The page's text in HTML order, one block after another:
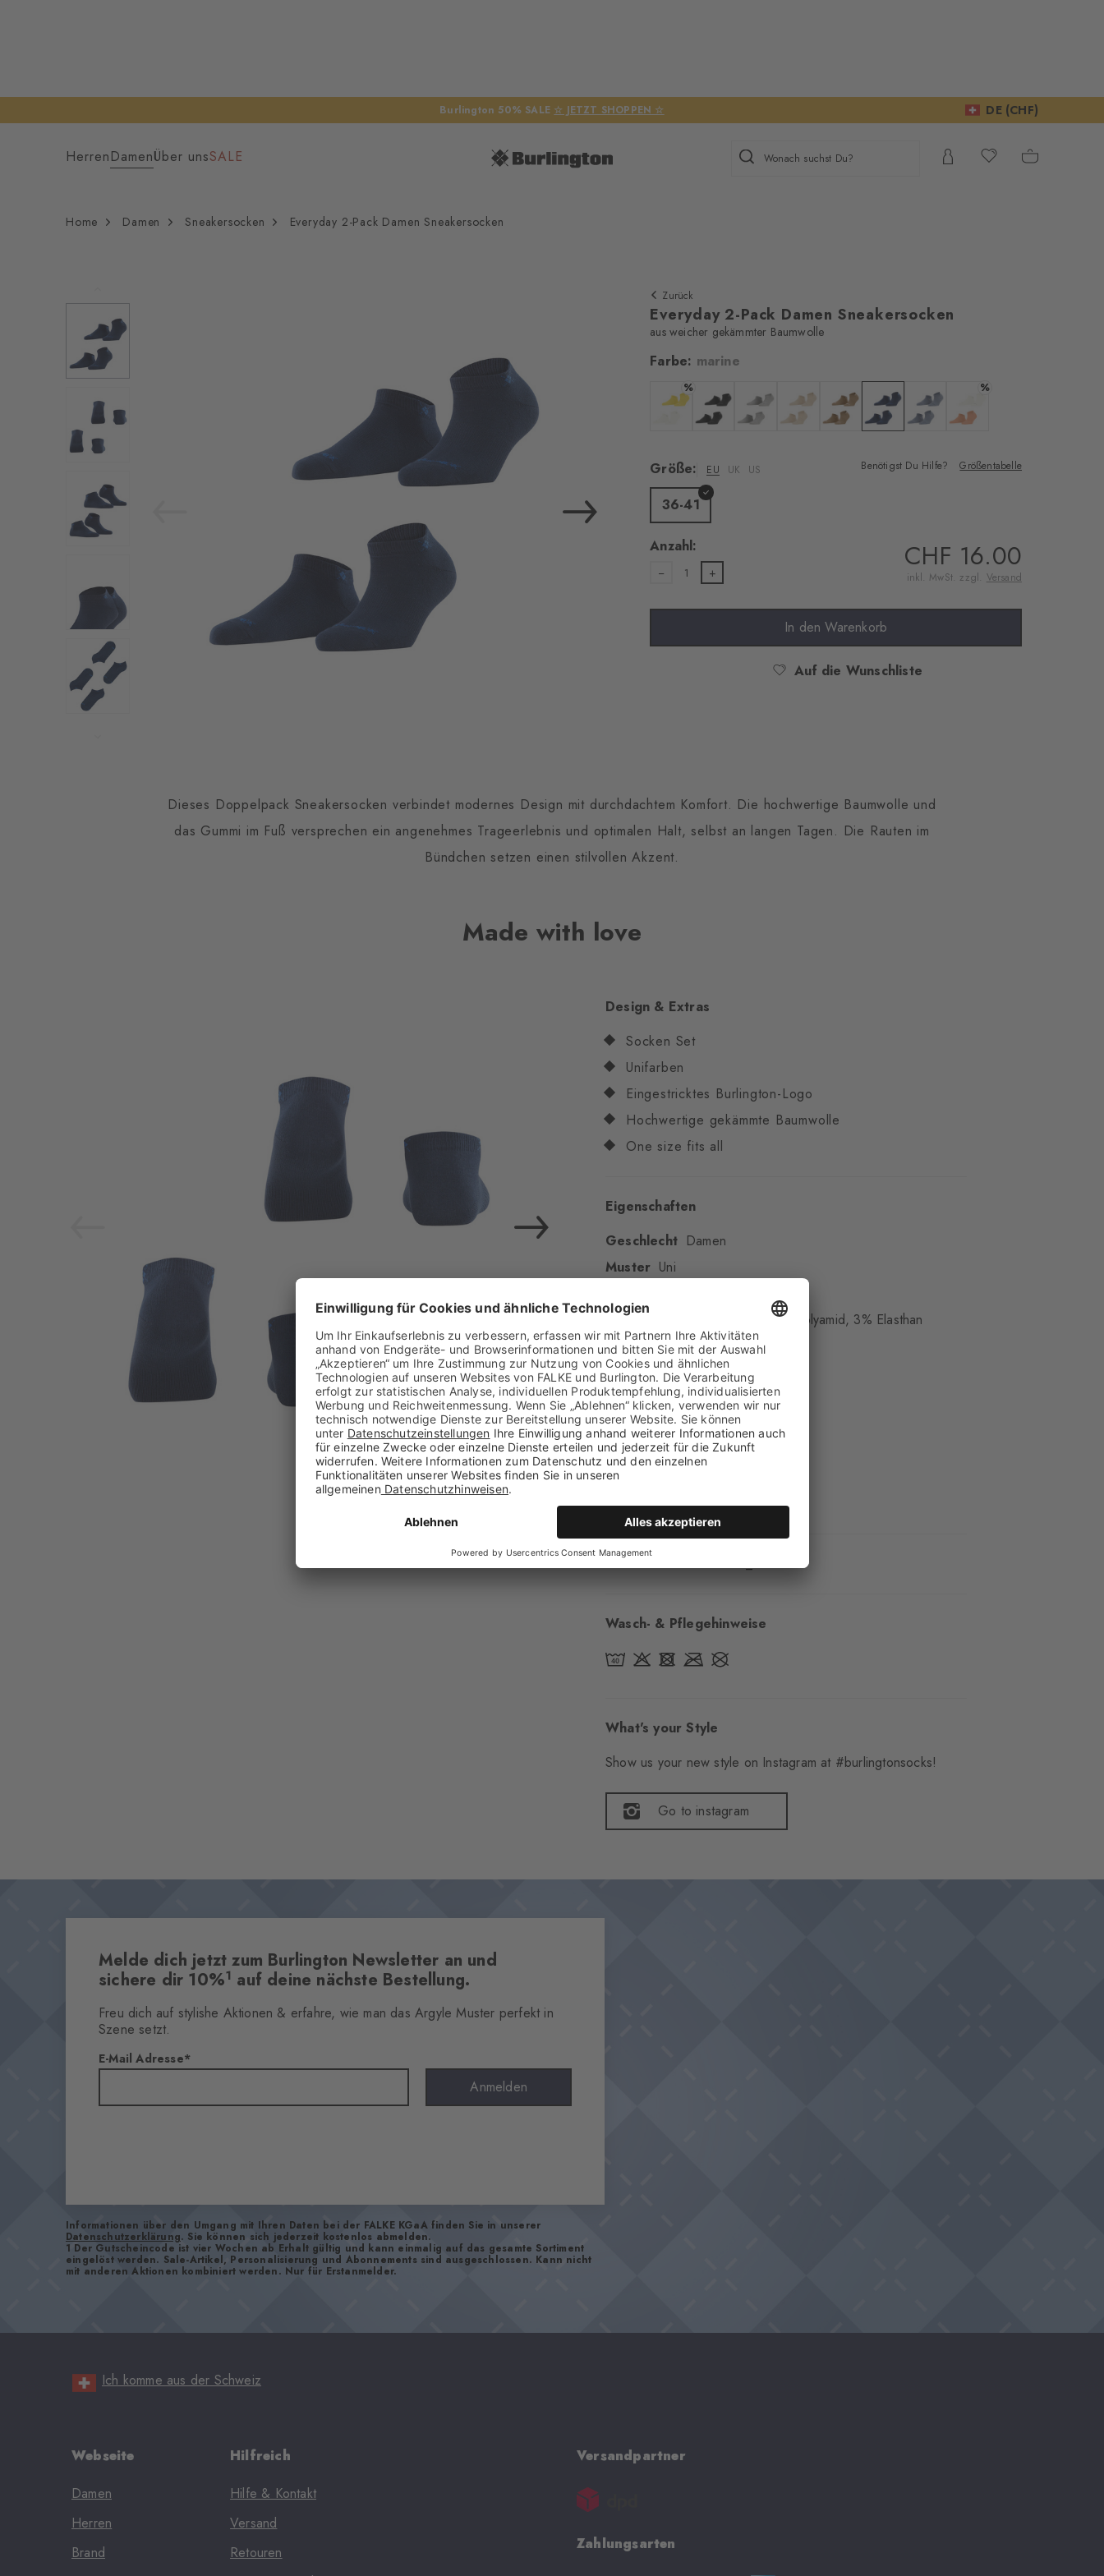
Burlington 50% SALE ☆ JETZT SHOPPEN ☆ DE (CHF)
HerrenDamenÜber unsSALE Wonach suchst Du?
Home Damen Sneakersocken Everyday 2-Pack Damen Sneakersocken
Zurück
Everyday 2-Pack Damen Sneakersocken
aus weicher gekämmter Baumwolle
Farbe: marine
%
Farbe: sandstone
Farbe: brown sugar
Farbe: marine
%
Größe:
EU UK US Benötigst Du Hilfe? Größentabelle
36-41
Anzahl:
1 CHF 16.00
inkl. MwSt. zzgl. Versand
In den Warenkorb
Auf die Wunschliste
Dieses Doppelpack Sneakersocken verbindet modernes Design mit durchdachtem Komfort. Die hochwertige Baumwolle und
das Gummi im Fuß versprechen ein angenehmes Trageerlebnis und optimalen Halt, selbst an langen Tagen. Die Rauten im
Bündchen setzen einen stilvollen Akzent.
Made with love
Design & Extras
Socken Set
Unifarben
Eingestricktes Burlington-Logo
Hochwertige gekämmte Baumwolle
One size fits all
Eigenschaften
Geschlecht Damen
Muster Uni
Material
72% Baumwolle, 25% Polyamid, 3% Elasthan
Optik glatt
Strumpflänge Knöchel-low
Tragegefühl angenehm weich
Bündchenart Gerippt
Polsterung keine
Sohle
Stil casual
Artikelnummer 22051_6120
Wasch- & Pflegehinweise
What's your Style
Show us your new style on Instagram at #burlingtonsocks!
Go to instagram
Melde dich jetzt zum Burlington Newsletter an und
sichere dir 10%1 auf deine nächste Bestellung.
Freu dich auf stylishe Aktionen & erfahre, wie man das Argyle Muster perfekt in
Szene setzt.
E-Mail Adresse
Anmelden
Informationen über den Umgang mit Ihren Daten bei der FALKE KGaA finden Sie in unserer
Datenschutzerklärung. Sie können sich jederzeit kostenlos abmelden.
1 Der Gutscheincode ist vier Wochen ab Erhalt gültig und kann einmalig auf das gesamte Sortiment
eingelöst werden. Sale-Artikel, Personalisierung und Abonnements sind ausgeschlossen. Kann nicht
mit anderen Aktionen kombiniert werden. Nur für Erstanmelder.
Ich komme aus der Schweiz
Webseite
Damen
Herren
Brand
Hilfreich
Hilfe & Kontakt
Versand
Retouren
Versandpartner
Zahlungsarten